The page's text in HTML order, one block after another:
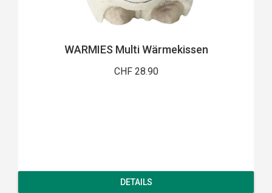
WARMIES Multi Wärmekissen
CHF 28.90
DETAILS